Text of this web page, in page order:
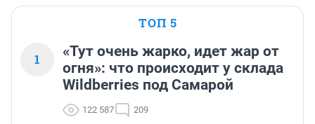
ТОП 5
1
«Тут очень жарко, идет жар от
огня»: что происходит у склада
Wildberries под Самарой
122 587 209